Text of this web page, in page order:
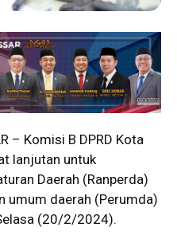
– Komisi B DPRD Kota
lanjutan untuk
Daerah (Ranperda)
umum daerah (Perumda)
(20/2/2024).